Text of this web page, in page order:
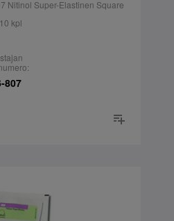
Nitinol Super-Elastinen Square
kpl
807